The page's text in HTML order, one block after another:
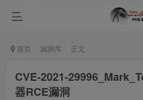
首页 漏洞库 正文
CVE-2021-
器RCE漏洞